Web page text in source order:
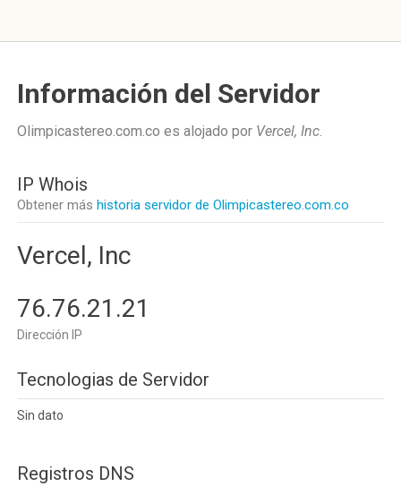
Información del Servidor
Olimpicastereo.com.co es alojado por Vercel, Inc.
IP Whois
Obtener más historia servidor de Olimpicastereo.com.co
Vercel, Inc
76.76.21.21
Dirección IP
Tecnologias de Servidor
Sin dato
Registros DNS